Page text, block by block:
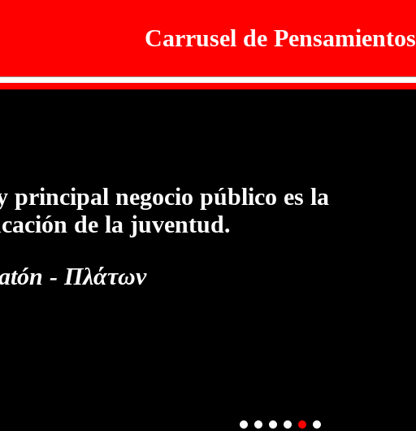
Carrusel de Pensamientos
principal negocio público es la
de la juventud.
- Πλάτων